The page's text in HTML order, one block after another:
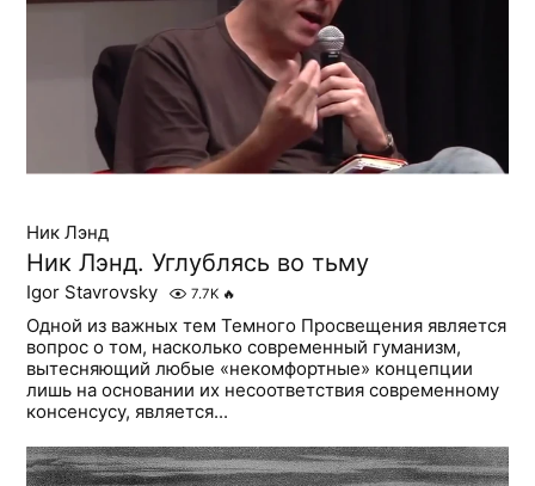
Ник Лэнд
Ник Лэнд. Углублясь во тьму
Igor Stavrovsky 7.7K 🔥
Одной из важных тем Темного Просвещения является
вопрос о том, насколько современный гуманизм,
вытесняющий любые «некомфортные» концепции
лишь на основании их несоответствия современному
консенсусу, является...